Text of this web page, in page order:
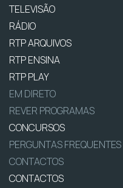
TELEVISÃO
RÁDIO
RTP ARQUIVOS
RTP ENSINA
RTP PLAY
EM DIRETO
REVER PROGRAMAS
CONCURSOS
PERGUNTAS FREQUENTES
CONTACTOS
CONTACTOS